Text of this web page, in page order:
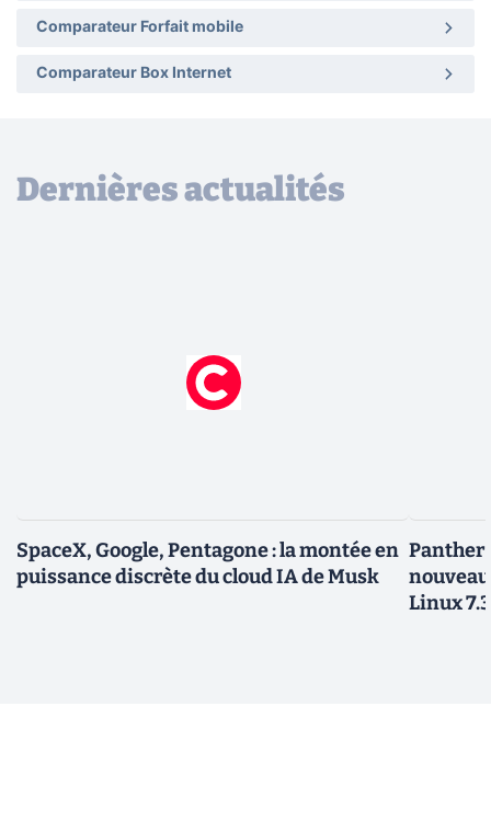
Comparateur Forfait mobile
Comparateur Box Internet
Dernières actualités
SpaceX, Google, Pentagone : la montée en
puissance discrète du cloud IA de Musk
Panther
Linux 7.3